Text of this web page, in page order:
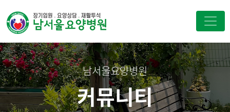
남서울요양병원
커뮤니티